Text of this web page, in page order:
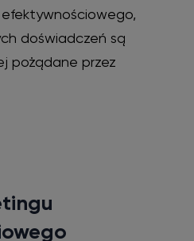
doświadczeń są
pożądane przez